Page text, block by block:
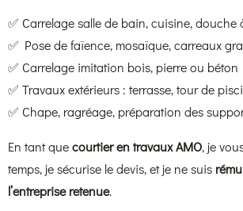
✅ Carrelage salle de bain, cuisine, douche
✅ Pose de faïence, mosaïque, carreaux
✅ Carrelage imitation bois, pierre ou béton
✅ Travaux extérieurs : terrasse, tour de
✅ Chape, ragréage, préparation des
En tant quecourtier en travaux AMO, je
temps, je sécurise le devis, et je ne suis
l’entreprise retenue.